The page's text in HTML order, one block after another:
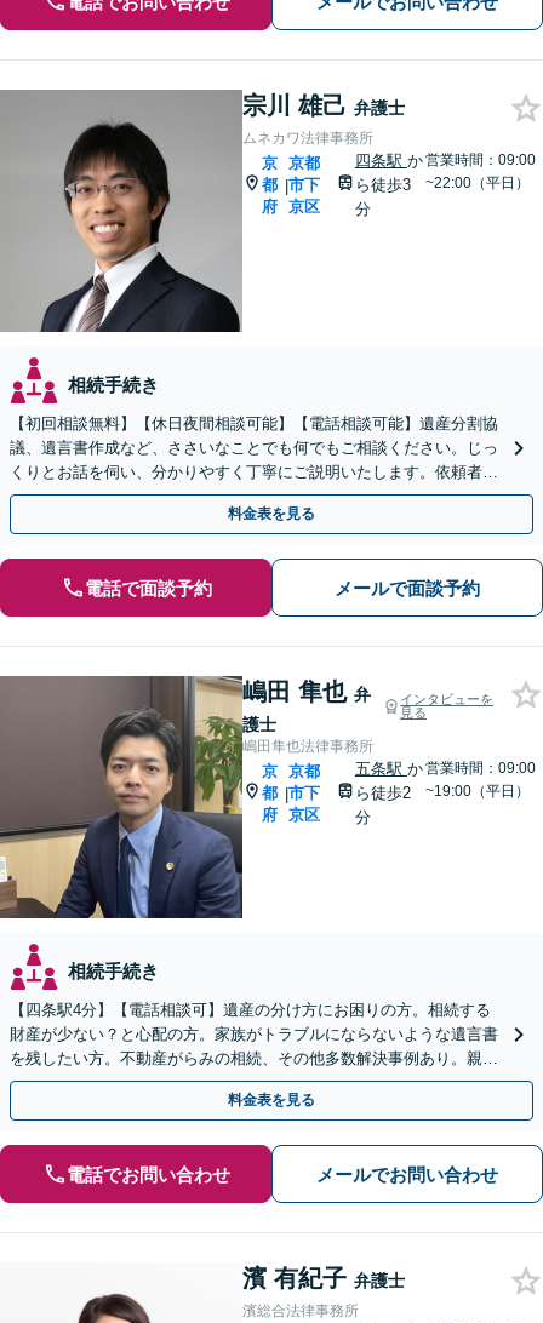
宗川 雄己 弁護士
ムネカワ法律事務所
京
都
府
|
京都
市下
京区
四条駅 か
ら徒歩3
分
営業時間：09:00
~22:00（平日）
相続手続き
【初回相談無料】【休日夜間相談可能】【電話相談可能】遺産分割協
議、遺言書作成など、ささいなことでも何でもご相談ください。じっ
くりとお話を伺い、分かりやすく丁寧にご説明いたします。依頼者の
方の利益を最大化するために尽力いたします。
料金表を見る
電話で面談予約 メールで面談予約
嶋田 隼也 弁
護士
インタビューを
見る
嶋田隼也法律事務所
京
都
府
|
京都
市下
京区
五条駅 か
ら徒歩2
分
営業時間：09:00
~19:00（平日）
相続手続き
【四条駅4分】【電話相談可】遺産の分け方にお困りの方。相続する
財産が少ない？と心配の方。家族がトラブルにならないような遺言書
を残したい方。不動産がらみの相続、その他多数解決事例あり。親身
に対応します【夜間・休日面談】【初回相談無料】
料金表を見る
電話でお問い合わせ メールでお問い合わせ
濱 有紀子 弁護士
濱総合法律事務所